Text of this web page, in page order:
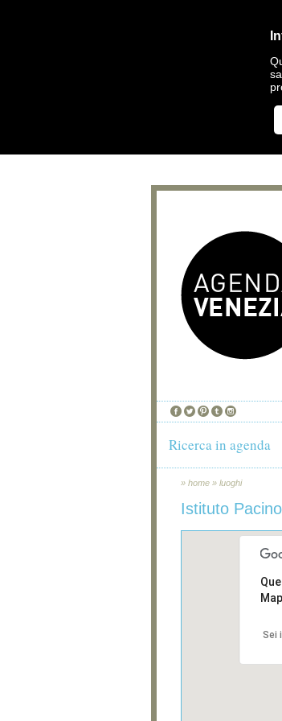
Ricerca in agenda
» home » luoghi
Istituto
Sei